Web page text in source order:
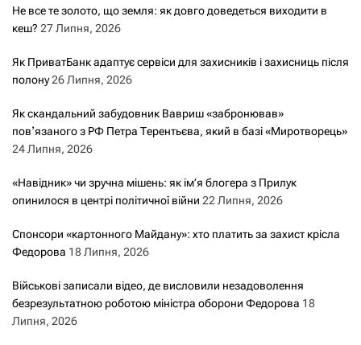
Не все те золото, що земля: як довго доведеться виходити в
кеш? 27 Липня, 2026
Як ПриватБанк адаптує сервіси для захисників і захисниць після
полону26 Липня, 2026
Як скандальний забудовник Вавриш «забронював»
повʼязаного з РФ Петра Терентьєва, який в базі «Миротворець»
24 Липня, 2026
«Навідник» чи зручна мішень: як ім’я блогера з Прилук
опинилося в центрі політичної війни 22 Липня, 2026
Спонсори «картонного Майдану»: хто платить за захист крісла
Федорова 18 Липня, 2026
Військові записали відео, де висловили незадоволення
безрезультатною роботою міністра оборони Федорова 18
Липня, 2026